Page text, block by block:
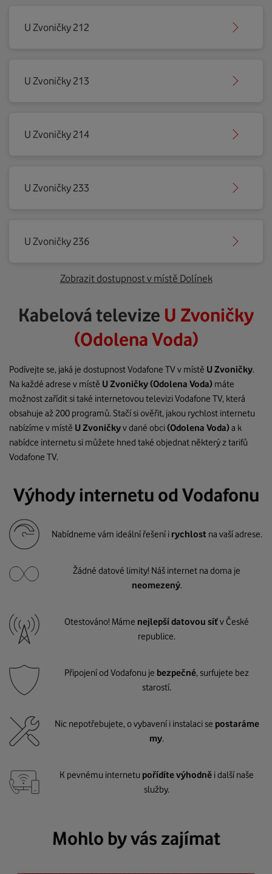
U Zvoničky 212
U Zvoničky 213
U Zvoničky 214
U Zvoničky 233
U Zvoničky 236
Zobrazit dostupnost v místě Dolínek
Kabelová televize U Zvoničky
(Odolena Voda)
Podívejte se, jaká je dostupnost Vodafone TV v místě U Zvoničky.
Na každé adrese v místě U Zvoničky(Odolena Voda) máte
možnost zařídit si také internetovou televizi Vodafone TV, která
obsahuje až 200 programů. Stačí si ověřit, jakou rychlost internetu
nabízíme v místě U Zvoničkyv dané obci(Odolena Voda)a k
nabídce internetu si můžete hned také objednat některý z tarifů
Vodafone TV.
Výhody internetu od Vodafonu
Nabídneme vám ideální řešení i rychlost na vaší adrese.
Žádné datové limity! Náš internet na doma je
neomezený.
Otestováno! Máme nejlepší datovou síťv České
republice.
Připojení od Vodafonu je bezpečné, surfujete bez
starostí.
Nic nepotřebujete, o vybavení i instalaci se postaráme
my.
K pevnému internetu pořídíte výhodně i další naše
služby.
Mohlo by vás zajímat